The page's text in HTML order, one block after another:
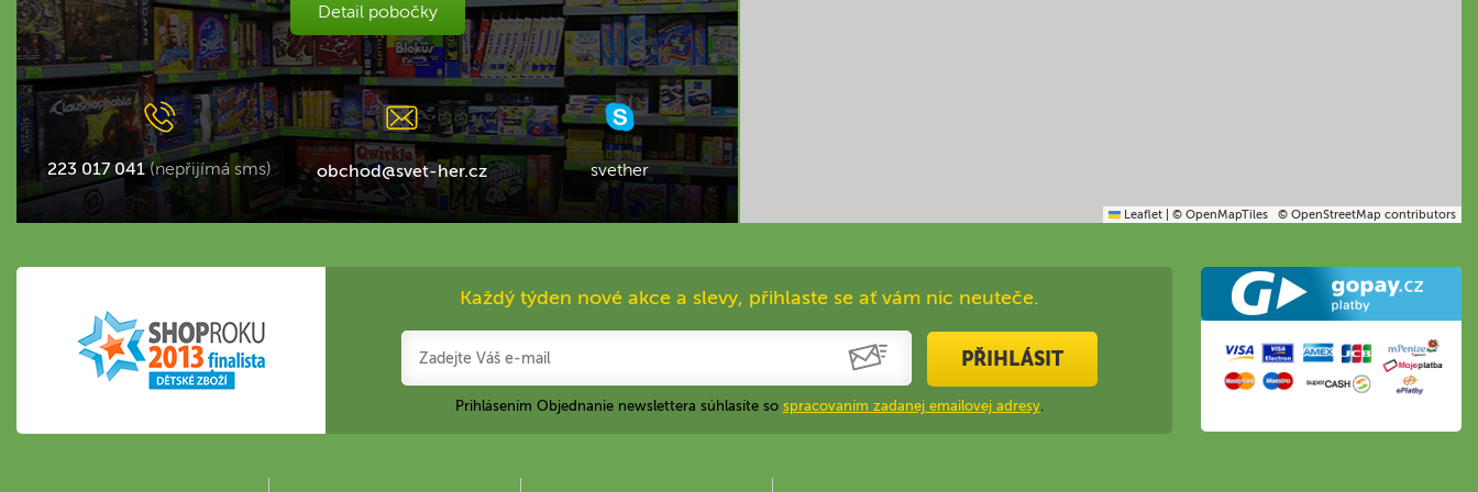
Detail pobočky
223 017 041 (nepřijímá sms) obchod@svet-her.cz svether
Leaflet © OpenMapTiles © OpenStreetMap contributors
Každý týden nové akce a slevy, přihlaste se ať vám nic neuteče.
PŘIHLÁSIT
Prihlásením Objednanie newslettera súhlasíte so spracovaním zadanej emailovej adresy.